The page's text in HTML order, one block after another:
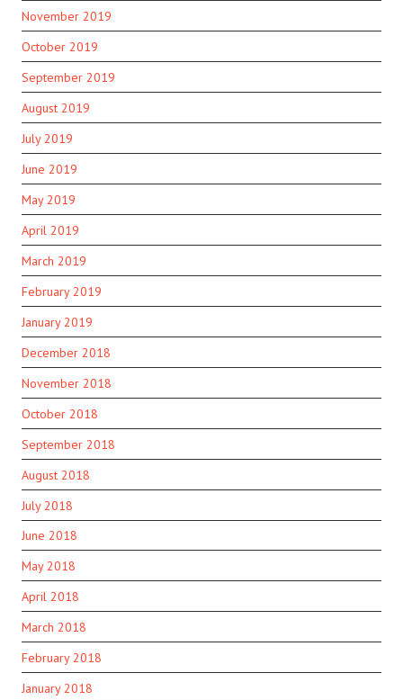
November 2019
October 2019
September 2019
August 2019
July 2019
June 2019
May 2019
April 2019
March 2019
February 2019
January 2019
December 2018
November 2018
October 2018
September 2018
August 2018
July 2018
June 2018
May 2018
April 2018
March 2018
February 2018
January 2018